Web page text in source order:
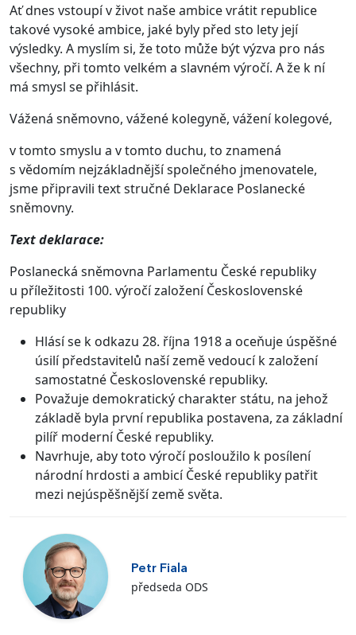
Ať dnes vstoupí v život naše ambice vrátit republice
takové vysoké ambice, jaké byly před sto lety její
výsledky. A myslím si, že toto může být výzva pro nás
všechny, při tomto velkém a slavném výročí. A že k ní
má smysl se přihlásit.
Vážená sněmovno, vážené kolegyně, vážení kolegové,
v tomto smyslu a v tomto duchu, to znamená
s vědomím nejzákladnější společného jmenovatele,
jsme připravili text stručné Deklarace Poslanecké
sněmovny.
Text deklarace:
Poslanecká sněmovna Parlamentu České republiky
u příležitosti 100. výročí založení Československé
republiky
Hlásí se k odkazu 28. října 1918 a oceňuje úspěšné
úsilí představitelů naší země vedoucí k založení
samostatné Československé republiky.
Považuje demokratický charakter státu, na jehož
základě byla první republika postavena, za základní
pilíř moderní České republiky.
Navrhuje, aby toto výročí posloužilo k posílení
národní hrdosti a ambicí České republiky patřit
mezi nejúspěšnější země světa.
Petr Fiala
předseda ODS